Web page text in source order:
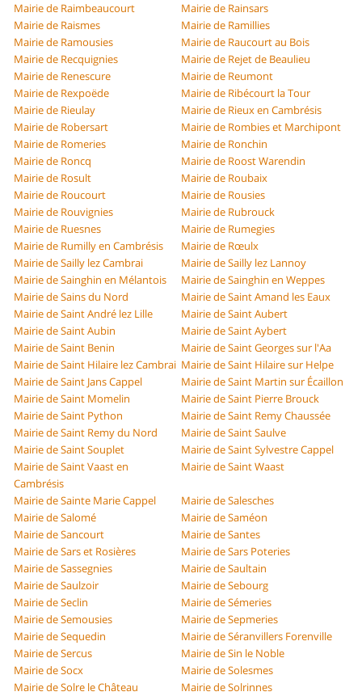
Mairie de Raimbeaucourt
Mairie de Rainsars
Mairie de Raismes
Mairie de Ramillies
Mairie de Ramousies
Mairie de Raucourt au Bois
Mairie de Recquignies
Mairie de Rejet de Beaulieu
Mairie de Renescure
Mairie de Reumont
Mairie de Rexpoëde
Mairie de Ribécourt la Tour
Mairie de Rieulay
Mairie de Rieux en Cambrésis
Mairie de Robersart
Mairie de Rombies et Marchipont
Mairie de Romeries
Mairie de Ronchin
Mairie de Roncq
Mairie de Roost Warendin
Mairie de Rosult
Mairie de Roubaix
Mairie de Roucourt
Mairie de Rousies
Mairie de Rouvignies
Mairie de Rubrouck
Mairie de Ruesnes
Mairie de Rumegies
Mairie de Rumilly en Cambrésis
Mairie de Rœulx
Mairie de Sailly lez Cambrai
Mairie de Sailly lez Lannoy
Mairie de Sainghin en Mélantois
Mairie de Sainghin en Weppes
Mairie de Sains du Nord
Mairie de Saint Amand les Eaux
Mairie de Saint André lez Lille
Mairie de Saint Aubert
Mairie de Saint Aubin
Mairie de Saint Aybert
Mairie de Saint Benin
Mairie de Saint Georges sur l'Aa
Mairie de Saint Hilaire lez Cambrai Mairie de Saint Hilaire sur Helpe
Mairie de Saint Jans Cappel
Mairie de Saint Martin sur Écaillon
Mairie de Saint Momelin
Mairie de Saint Pierre Brouck
Mairie de Saint Python
Mairie de Saint Remy Chaussée
Mairie de Saint Remy du Nord
Mairie de Saint Saulve
Mairie de Saint Souplet
Mairie de Saint Sylvestre Cappel
Mairie de Saint Vaast en
Cambrésis
Mairie de Saint Waast
Mairie de Sainte Marie Cappel
Mairie de Salesches
Mairie de Salomé
Mairie de Saméon
Mairie de Sancourt
Mairie de Santes
Mairie de Sars et Rosières
Mairie de Sars Poteries
Mairie de Sassegnies
Mairie de Saultain
Mairie de Saulzoir
Mairie de Sebourg
Mairie de Seclin
Mairie de Sémeries
Mairie de Semousies
Mairie de Sepmeries
Mairie de Sequedin
Mairie de Séranvillers Forenville
Mairie de Sercus
Mairie de Sin le Noble
Mairie de Socx
Mairie de Solesmes
Mairie de Solre le Château
Mairie de Solrinnes